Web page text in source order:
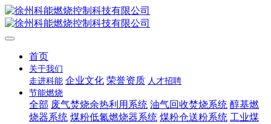
首页
关于我们
走进科能 企业文化 荣誉资质 人才招聘
节能燃烧
全部 废气焚烧余热利用系统 油气回收焚烧系统 醇基燃
烧器系统 煤粉低氮燃烧器系统 煤粉仓送粉系统 工业煤